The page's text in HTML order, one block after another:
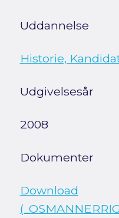
Uddannelse
Historie,
Udgivelsesår
2008
Dokumenter
Download